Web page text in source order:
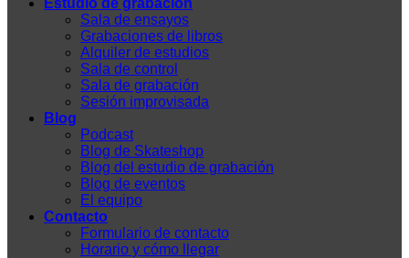
Estudio de grabación
Sala de ensayos
Grabaciones de libros
Alquiler de estudios
Sala de control
Sala de grabación
Sesión improvisada
Blog
Podcast
Blog de Skateshop
Blog del estudio de grabación
Blog de eventos
El equipo
Contacto
Formulario de contacto
Horario y cómo llegar